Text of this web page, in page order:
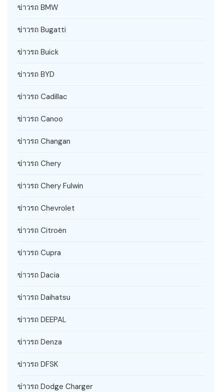
ข่าวรถ BMW
ข่าวรถ Bugatti
ข่าวรถ Buick
ข่าวรถ BYD
ข่าวรถ Cadillac
ข่าวรถ Canoo
ข่าวรถ Changan
ข่าวรถ Chery
ข่าวรถ Chery Fulwin
ข่าวรถ Chevrolet
ข่าวรถ Citroën
ข่าวรถ Cupra
ข่าวรถ Dacia
ข่าวรถ Daihatsu
ข่าวรถ DEEPAL
ข่าวรถ Denza
ข่าวรถ DFSK
ข่าวรถ Dodge Charger